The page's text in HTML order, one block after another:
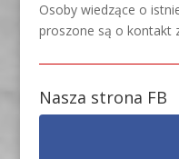
Osoby wiedzące o
proszone są o kontakt
Nasza strona FB